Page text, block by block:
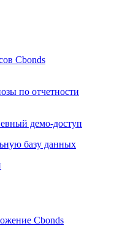
Cbonds
базу данных